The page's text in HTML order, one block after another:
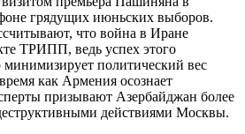
грядущих июньских выборов.
что война в Иране
ТРИПП, ведь успех этого
минимизирует политический вес
как Армения осознает
призывают Азербайджан более
действиями Москвы.